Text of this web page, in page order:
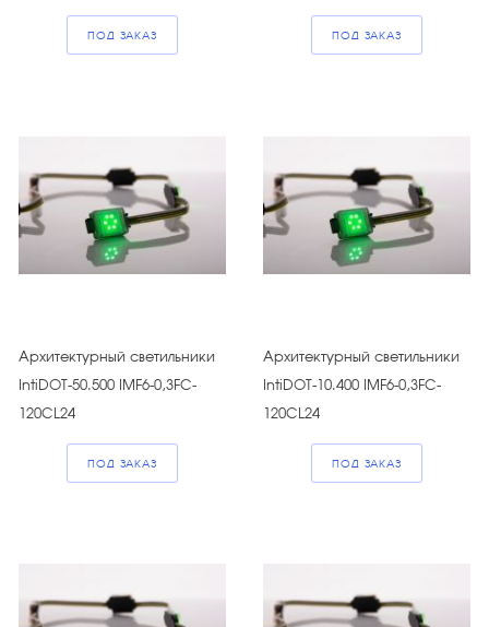
ПОД ЗАКАЗ ПОД ЗАКАЗ
Архитектурный светильники
IntiDOT-50.500 IMF6-0,3FC-
120CL24
ПОД ЗАКАЗ
Архитектурный светильники
IntiDOT-10.400 IMF6-0,3FC-
120CL24
ПОД ЗАКАЗ